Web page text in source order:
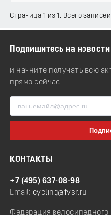
Страница 1 из 1. Всего
Подпишитесь на
и начните получать всю
прямо сейчас
КОНТАКТЫ
+7 (495) 637-08-98
Email: cycling@fvsr.ru
Федерация велосипедного